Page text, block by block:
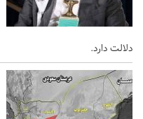
دلالت دارد.